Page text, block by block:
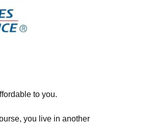
to you.
you live in another